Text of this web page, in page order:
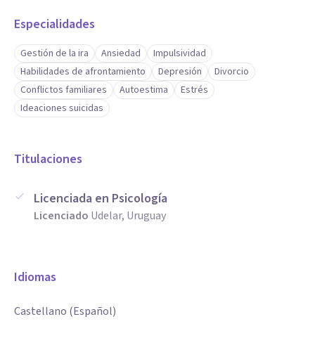
Especialidades
Gestión de la ira Ansiedad
Impulsividad
Habilidades de afrontamiento
Depresión
Divorcio
Conflictos familiares
Autoestima
Estrés
Ideaciones suicidas
Titulaciones
Licenciada en Psicología
Licenciado Udelar, Uruguay
Idiomas
Castellano (Español)